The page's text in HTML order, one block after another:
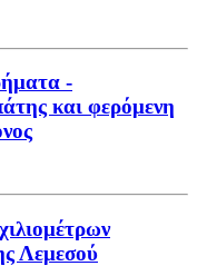
-
και φερόμενη
Λεμεσού